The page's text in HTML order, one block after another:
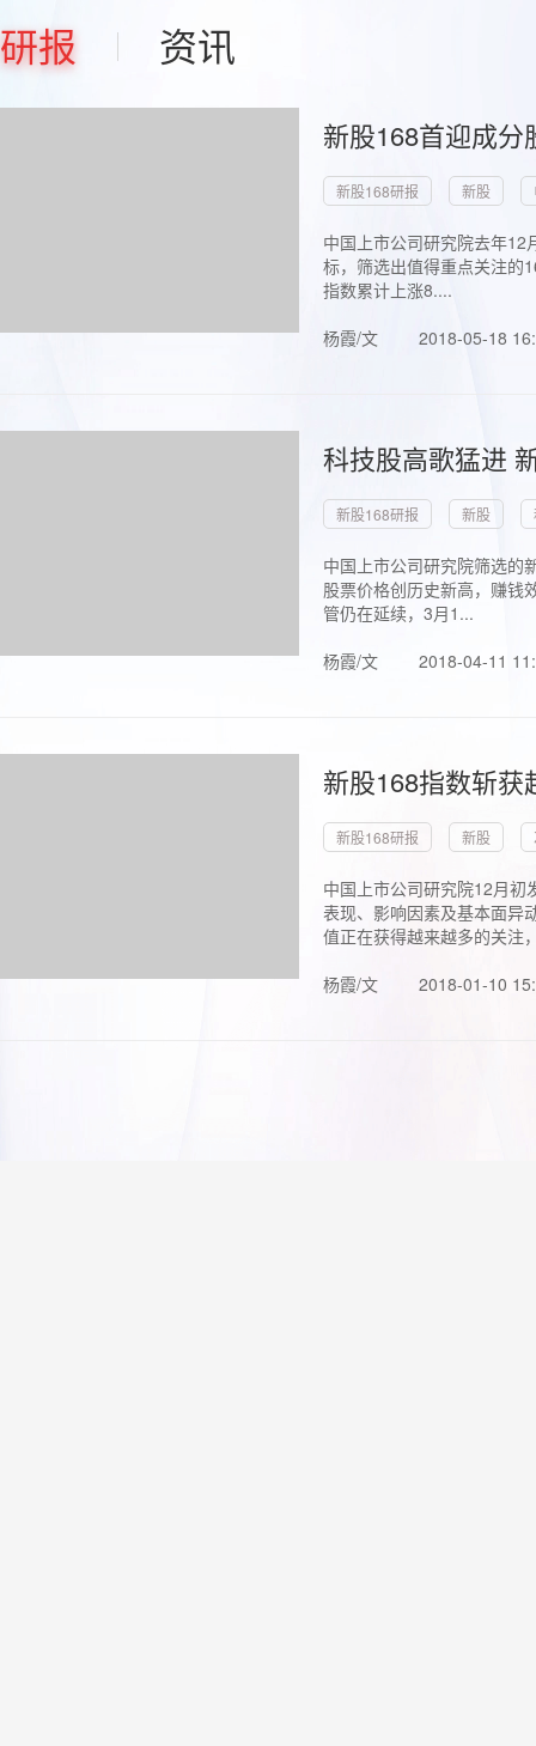
研报 资讯
新股168首迎成
新股168研报 新股
中国上市公司研究院去年
标，筛选出值得重点关注的
指数累计上涨8....
杨霞/文
2018-05-18
科技股高歌猛进
新股168研报 新股
中国上市公司研究院筛选的
股票价格创历史新高，赚钱
管仍在延续，3月1...
杨霞/文
2018-04-11
新股168指数斩
新股168研报 新股
中国上市公司研究院12月初
表现、影响因素及基本面异
值正在获得越来越多的关注
杨霞/文
2018-01-10